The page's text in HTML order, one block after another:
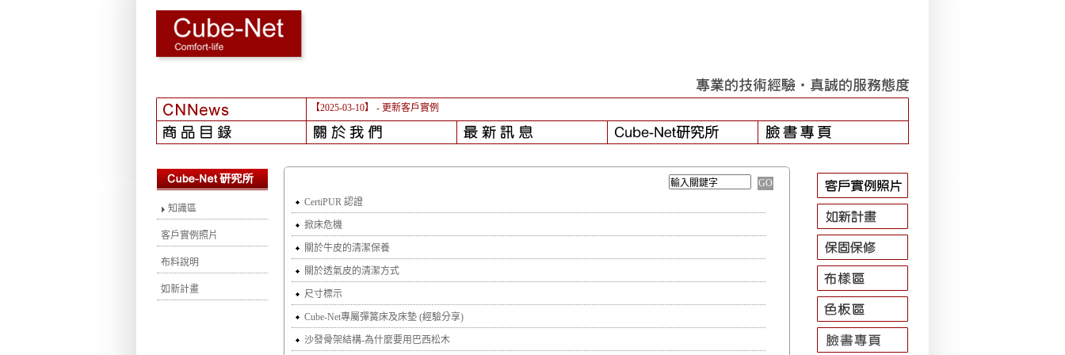
【2025-03-10】 - 更新客戶實例
知識區
客戶實例照片
布料說明
如新計畫
CertiPUR 認證
掀床危機
關於牛皮的清潔保養
關於透氣皮的清潔方式
尺寸標示
Cube-Net專屬彈簧床及床墊 (經驗分享)
沙發骨架結構-為什麼要用巴西松木